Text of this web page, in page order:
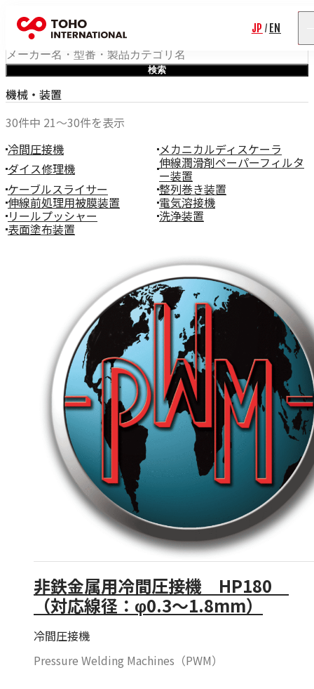
JP / EN
輸入事業製品検索
ワード検索
お悩み・工程別検索
Roblon
Properzi
Proton Products
Paramount Die
Windak
GEO
Wire Lab（WILCO）
泉ダイス
Conoptica
GECA-TAPES
Magnetic Analysis Corporation（MAC）
Taymer
Heinze & Streng（H&S）
Renova
Witechs
IDEAL
ピュアオンジャパン
Magnetic Technologies
Erocarb
Booockmann
Lamnea
DEM
Air Control Industries（ACI）
Bremer
Riva Renzo
COSMOS
CARL BECHEM GmbH
Resy
Nuova Tecno Tau（NTT）
検索
機械・装置
30件中 21〜30件を表示
冷間圧接機
メカニカルディスケーラ
ダイス修理機
伸線潤滑剤ペーパーフィルタ
ー装置
ケーブルスライサー 整列巻き装置
伸線前処理用被膜装置 電気溶接機
リールプッシャー 洗浄装置
表面塗布装置
非鉄金属用冷間圧接機 HP180
（対応線径：φ0.3～1.8mm）
冷間圧接機
Pressure Welding Machines（PWM）